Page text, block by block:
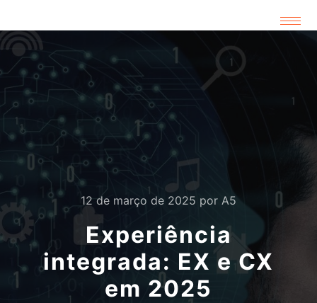
12 de março de 2025 por A5
Experiência
integrada: EX e CX
em 2025